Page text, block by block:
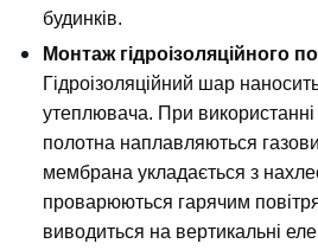
будинків.
Монтаж гідроізоляційного
Гідроізоляційний шар
утеплювача. При використанні
полотна наплавляються
мембрана укладається з
проварюються гарячим
виводиться на вертикальні